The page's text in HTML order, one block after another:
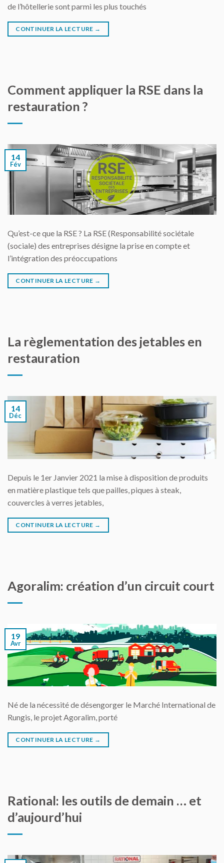
de l’hôtellerie sont parmi les plus touchés
CONTINUER LA LECTURE →
Comment appliquer la RSE dans la
restauration ?
14
Fév
Qu’est-ce que la RSE ? La RSE (Responsabilité sociétale
(sociale) des entreprises désigne la prise en compte et
l’intégration des préoccupations
CONTINUER LA LECTURE →
La règlementation des jetables en
restauration
14
Déc
Depuis le 1er Janvier 2021 la mise à disposition de produits
en matière plastique tels que pailles, piques à steak,
couvercles à verres jetables,
CONTINUER LA LECTURE →
Agoralim: création d’un circuit court
19
Avr
Né de la nécessité de désengorger le Marché International de
Rungis, le projet Agoralim, porté
CONTINUER LA LECTURE →
Rational: les outils de demain … et
d’aujourd’hui